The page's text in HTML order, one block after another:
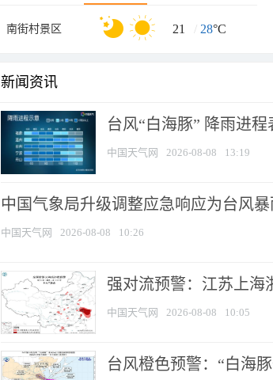
南街村景区 21 / 28°C
新闻资讯
台风“白海豚” 降雨进
中国天气网 2026-08-08 13:19
中国气象局升级调整应急响应为台风
中国天气网 2026-08-08 10:26
强对流预警：江苏上海
中国天气网 2026-08-08 10:05
台风橙色预警：“白海